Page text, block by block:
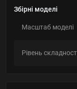
Збірні моделі
Масштаб моделі
Рівень